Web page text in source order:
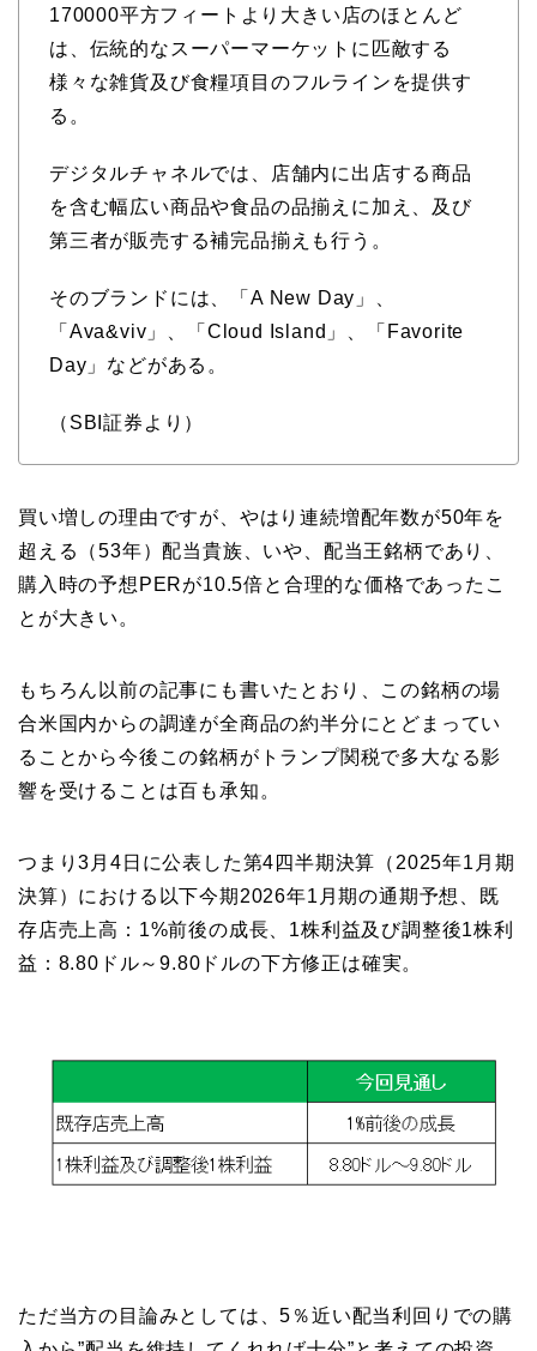
170000平方フィートより大きい店のほとんど
は、伝統的なスーパーマーケットに匹敵する
様々な雑貨及び食糧項目のフルラインを提供す
る。
デジタルチャネルでは、店舗内に出店する商品
を含む幅広い商品や食品の品揃えに加え、及び
第三者が販売する補完品揃えも行う。
そのブランドには、「A New Day」、
「Ava&viv」、「Cloud Island」、「Favorite
Day」などがある。
（SBI証券より）
買い増しの理由ですが、やはり連続増配年数が50年を
超える（53年）配当貴族、いや、配当王銘柄であり、
購入時の予想PERが10.5倍と合理的な価格であったこ
とが大きい。
もちろん以前の記事にも書いたとおり、この銘柄の場
合米国内からの調達が全商品の約半分にとどまってい
ることから今後この銘柄がトランプ関税で多大なる影
響を受けることは百も承知。
つまり3月4日に公表した第4四半期決算（2025年1月期
決算）における以下今期2026年1月期の通期予想、既
存店売上高：1%前後の成長、1株利益及び調整後1株利
益：8.80ドル～9.80ドルの下方修正は確実。
ただ当方の目論みとしては、5％近い配当利回りでの購